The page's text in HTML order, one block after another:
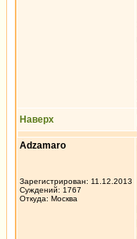
Наверх
Adzamaro
Зарегистрирован: 11.12.2013
Суждений: 1767
Откуда: Москва